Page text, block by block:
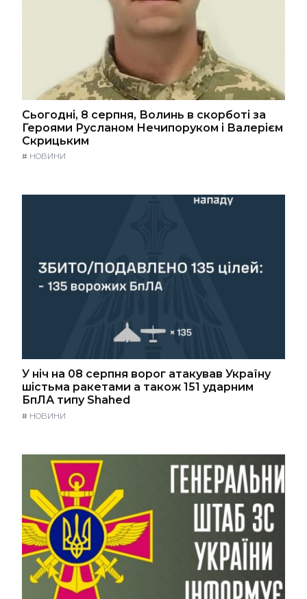
Сьогодні, 8 серпня, Волинь в скорботі за
Героями Русланом Нечипоруком і Валерієм
Скрицьким
# НОВИНИ
У ніч на 08 серпня ворог атакував Україну
шістьма ракетами а також 151 ударним
БпЛА типу Shahed
# НОВИНИ